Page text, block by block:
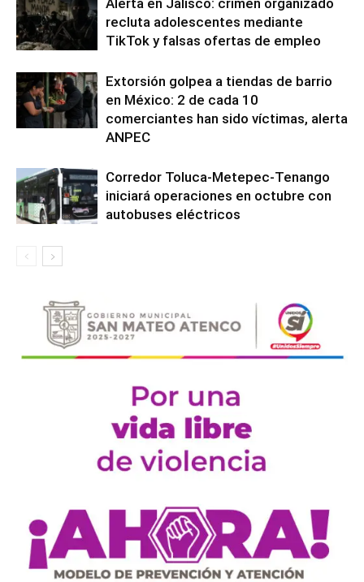
Alerta en Jalisco: crimen organizado
recluta adolescentes mediante
TikTok y falsas ofertas de empleo
Extorsión golpea a tiendas de barrio
en México: 2 de cada 10
comerciantes han sido víctimas, alerta
ANPEC
Corredor Toluca-Metepec-Tenango
iniciará operaciones en octubre con
autobuses eléctricos